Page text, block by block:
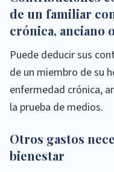
de un familiar
crónica, anciano
Puede deducir sus
de un miembro de su
enfermedad crónica,
la prueba de medios.
Otros gastos
bienestar